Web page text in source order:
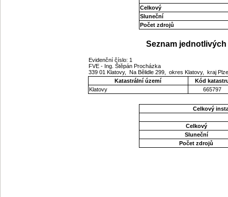
Celkový
Sluneční
Počet zdrojů
Seznam
Evidenční číslo: 1
FVE - Ing. Štěpán Procházka
339 01 Klatovy, Na Bělidle 299, okres Klatovy, kraj
Katastrální území
Kód
Klatovy
665797
Celkový
Celkový
Sluneční
Počet zdrojů